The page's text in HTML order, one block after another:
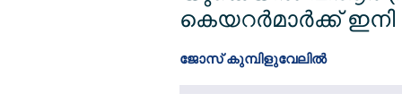
കെയറര്‍മാര്‍ക്ക് ഇനി
ജോസ് കുമ്പിളുവേലില്‍